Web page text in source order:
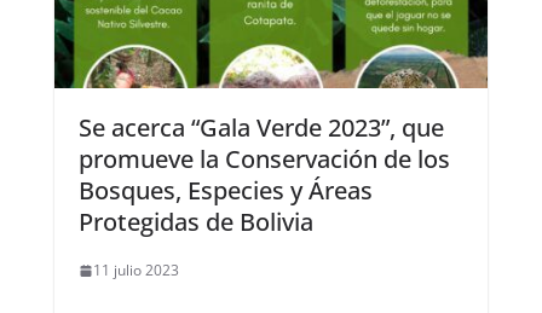
Se acerca “Gala Verde 2023”, que
promueve la Conservación de los
Bosques, Especies y Áreas
Protegidas de Bolivia
11 julio 2023